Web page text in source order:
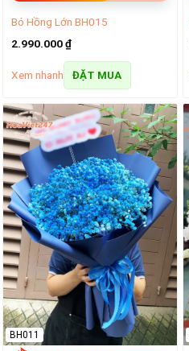
Bó Hồng Lớn BH015
2.990.000₫
Xem nhanh ĐẶT MUA
BH011